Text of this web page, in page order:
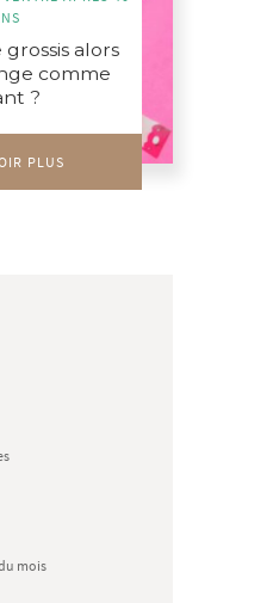
alors
comme
?
PLUS
mois